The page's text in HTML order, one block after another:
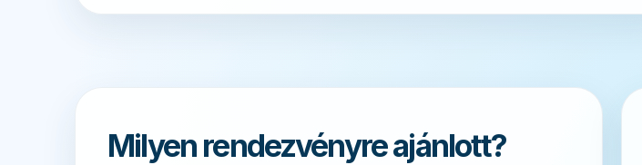
Milyen rendezvényre ajánlott?